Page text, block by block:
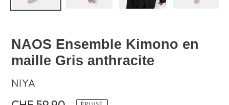
NAOS Ensemble Kimono en
maille Gris anthracite
DISTRIBUTEUR
NIYA